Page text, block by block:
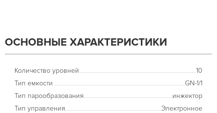
ОСНОВНЫЕ ХАРАКТЕРИСТИКИ
Количество уровней
10
Тип емкости
GN-1/1
Тип парообразования
инжектор
Тип управления
Электронное